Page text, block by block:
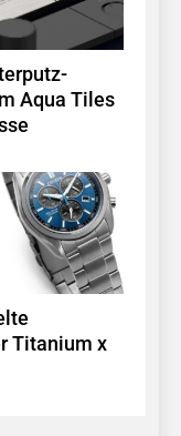
Aqua Tiles
Titanium x